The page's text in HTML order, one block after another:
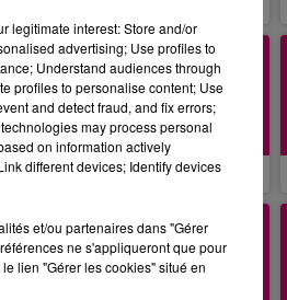
legitimate interest: Store and/or
advertising; Use profiles to
Understand audiences through
profiles to personalise content; Use
and detect fraud, and fix errors;
may process personal
on information actively
different devices; Identify devices
et/ou partenaires dans "Gérer
ne s'appliqueront que pour
lien "Gérer les cookies" situé en